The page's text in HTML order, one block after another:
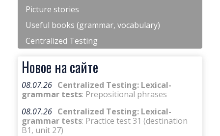
Picture stories
Useful books (grammar, vocabulary)
Centralized Testing
Новое на сайте
08.07.26 Centralized Testing: Lexical-
grammar tests: Prepositional phrases
08.07.26 Centralized Testing: Lexical-
grammar tests: Practice test 31 (destination
B1, unit 27)